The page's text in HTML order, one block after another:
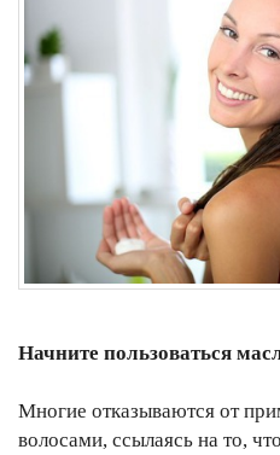
Начните пользоваться
Многие отказываются от
волосами, ссылаясь на то,